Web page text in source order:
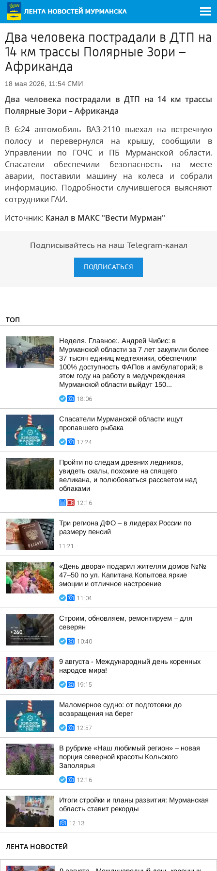
Два человека пострадали в ДТП на
14 км трассы Полярные Зори –
Африканда
18 мая 2026, 11:54 СМИ
Два человека пострадали в ДТП на 14 км трассы
Полярные Зори – Африканда
В 6:24 автомобиль ВАЗ-2110 выехал на встречную
полосу и перевернулся на крышу, сообщили в
Управлении по ГОЧС и ПБ Мурманской области.
Спасатели обеспечили безопасность на месте
аварии, поставили машину на колеса и собрали
информацию. Подробности случившегося выясняют
сотрудники ГАИ.
Источник: Канал в МАКС "Вести Мурман"
Подписывайтесь на наш Telegram-канал
ПОДПИСАТЬСЯ
ТОП
Неделя. Главное:. Андрей Чибис: в
Мурманской области за 7 лет закупили более
37 тысяч единиц медтехники, обеспечили
100% доступность ФАПов и амбулаторий; в
этом году на работу в медучреждения
Мурманской области выйдут 150...
18:06
Спасатели Мурманской области ищут
пропавшего рыбака
17:24
Пройти по следам древних ледников,
увидеть скалы, похожие на спящего
великана, и полюбоваться рассветом над
облаками
12:16
Три региона ДФО – в лидерах России по
размеру пенсий
11:21
«День двора» подарил жителям домов №№
47–50 по ул. Капитана Копытова яркие
эмоции и отличное настроение
11:04
Строим, обновляем, ремонтируем – для
северян
10:40
9 августа - Международный день коренных
народов мира!
19:15
Маломерное судно: от подготовки до
возвращения на берег
12:57
В рубрике «Наш любимый регион» – новая
порция северной красоты Кольского
Заполярья
12:16
Итоги стройки и планы развития: Мурманская
область ставит рекорды
12:13
ЛЕНТА НОВОСТЕЙ